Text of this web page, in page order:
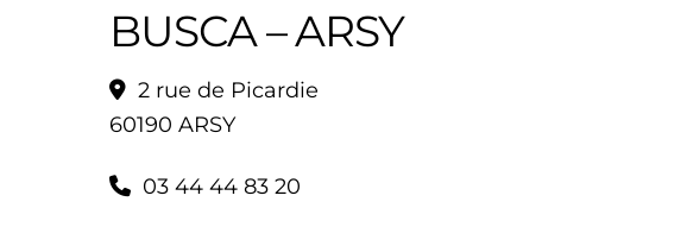
BUSCA – ARSY
2 rue de Picardie
60190 ARSY
03 44 44 83 20